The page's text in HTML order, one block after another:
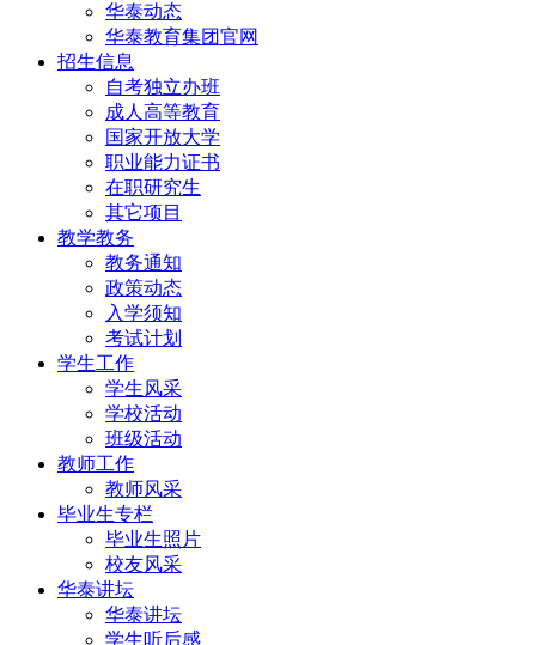
华泰动态
华泰教育集团官网
招生信息
自考独立办班
成人高等教育
国家开放大学
职业能力证书
在职研究生
其它项目
教学教务
教务通知
政策动态
入学须知
考试计划
学生工作
学生风采
学校活动
班级活动
教师工作
教师风采
毕业生专栏
毕业生照片
校友风采
华泰讲坛
华泰讲坛
学生听后感